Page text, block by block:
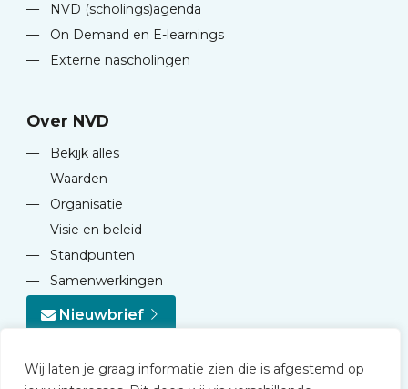
Wij laten je graag informatie zien die is afgestemd op
—
NVD (scholings)agenda
—
On Demand en E-learnings
—
Externe nascholingen
Over NVD
—
Bekijk alles
—
Waarden
—
Organisatie
—
Visie en beleid
—
Standpunten
—
Samenwerkingen
Nieuwbrief